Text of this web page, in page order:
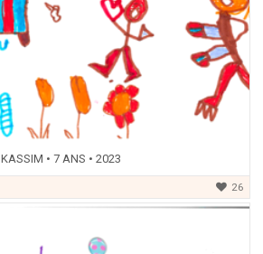
KASSIM • 7 ANS • 2023
26